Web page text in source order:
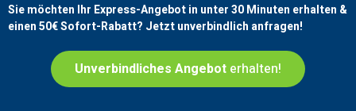
Sie möchten Ihr Express-Angebot in unter 30 Minuten erhalten &
einen50€Sofort-Rabatt? Jetzt unverbindlich anfragen!
Unverbindliches Angebot erhalten!